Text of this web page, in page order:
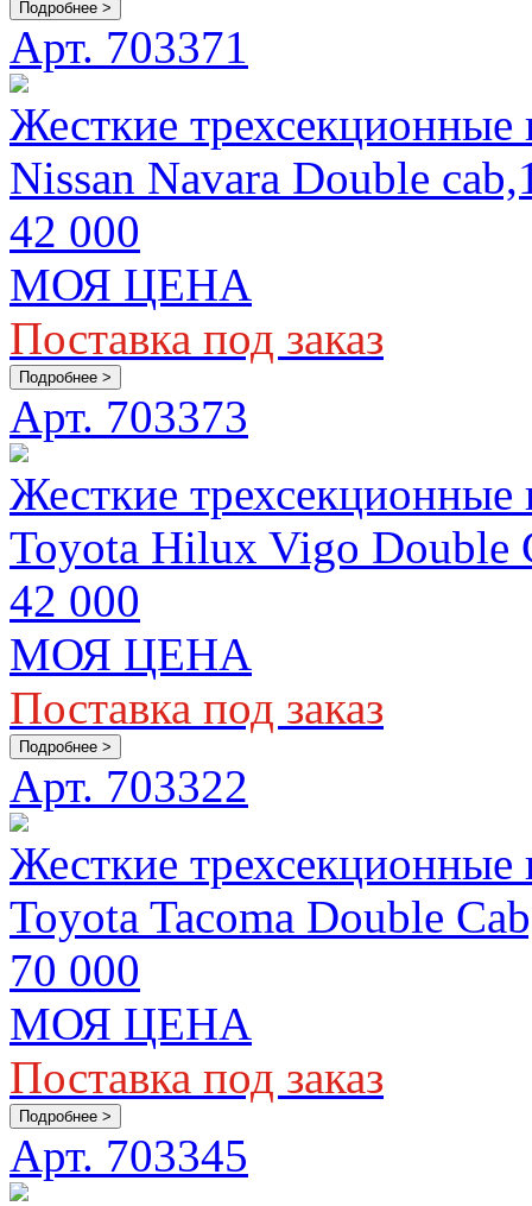
Подробнее >
Арт. 703371
Жесткие
Nissan Navara Double
42 000
МОЯ ЦЕНА
Поставка под заказ
Подробнее >
Арт. 703373
Жесткие
Toyota Hilux Vigo Double
42 000
МОЯ ЦЕНА
Поставка под заказ
Подробнее >
Арт. 703322
Жесткие
Toyota Tacoma Double
70 000
МОЯ ЦЕНА
Поставка под заказ
Подробнее >
Арт. 703345